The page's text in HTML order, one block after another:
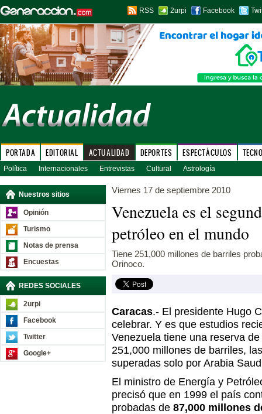
RSS 2urpi Facebook
PORTADA EDITORIAL ACTUALIDAD DEPORTES ESPECTÁCULOS
Política Internacionales Entrevistas Cultural Astrología
Nuestros sitios
Opinión
Turismo
Notas de prensa
Encuestas
REDES SOCIALES
2urpi
Facebook
Twitter
Google+
Viernes 17 de septiembre 2010
Venezuela es el
petróleo en el mundo
Tiene 251,000 millones de barriles
Orinoco.
Caracas.- El presidente Hugo
celebrar. Y es que estudios
Venezuela tiene una reserva
251,000 millones de barriles,
superadas solo por Arabia
El ministro de Energía y
precisó que en 1999 el país
probadas de 87,000 millones